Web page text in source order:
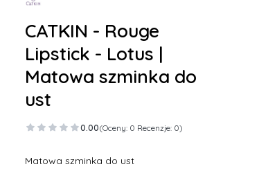
CATKIN - Rouge
Lipstick - Lotus |
Matowa szminka do
ust
0.00(Oceny: 0 Recenzje: 0)
Matowa szminka do ust